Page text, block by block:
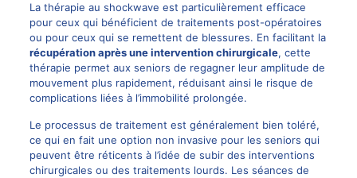
La thérapie au shockwave est particulièrement efficace
pour ceux qui bénéficient de traitements post-opératoires
ou pour ceux qui se remettent de blessures. En facilitant la
récupération après une intervention chirurgicale, cette
thérapie permet aux seniors de regagner leur amplitude de
mouvement plus rapidement, réduisant ainsi le risque de
complications liées à l’immobilité prolongée.
Le processus de traitement est généralement bien toléré,
ce qui en fait une option non invasive pour les seniors qui
peuvent être réticents à l’idée de subir des interventions
chirurgicales ou des traitements lourds. Les séances de